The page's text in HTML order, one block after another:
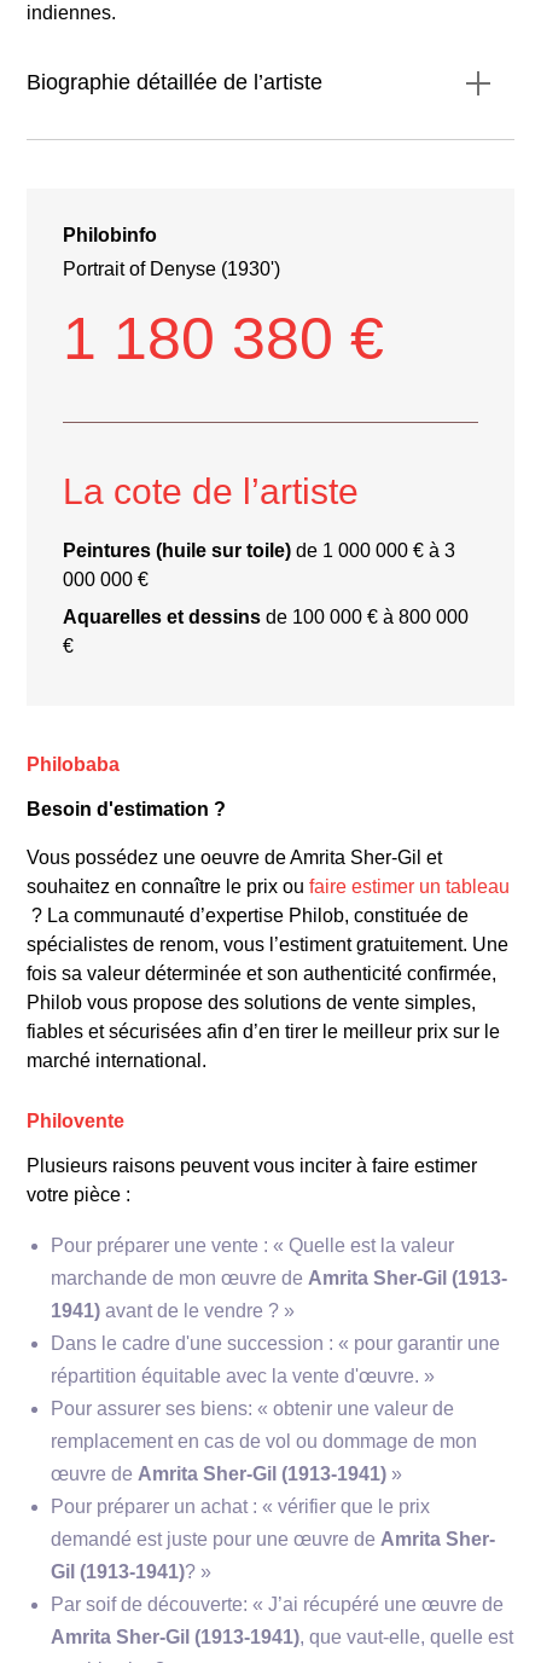
indiennes.
Biographie détaillée de l’artiste
**Style et techniques**
**Courant artistique**
Philobinfo
Portrait of Denyse (1930')
1 180 380 €
La cote de l’artiste
Peintures (huile sur toile) de 1 000 000 € à 3
000 000 €
Aquarelles et dessins de 100 000 € à 800 000
€
Philobaba
Besoin d'estimation ?
Vous possédez une oeuvre de Amrita Sher-Gil et
souhaitez en connaître le prix oufaire estimer un tableau
? La communauté d’expertise Philob, constituée de
spécialistes de renom, vous l’estiment gratuitement. Une
fois sa valeur déterminée et son authenticité confirmée,
Philob vous propose des solutions de vente simples,
fiables et sécurisées afin d’en tirer le meilleur prix sur le
marché international.
Philovente
Plusieurs raisons peuvent vous inciter à faire estimer
votre pièce :
Pour préparer une vente : « Quelle est la valeur
marchande de mon œuvre de Amrita Sher-Gil (1913-
1941) avant de le vendre ? »
Dans le cadre d'une succession : « pour garantir une
répartition équitable avec la vente d'œuvre. »
Pour assurer ses biens: « obtenir une valeur de
remplacement en cas de vol ou dommage de mon
œuvre de Amrita Sher-Gil (1913-1941) »
Pour préparer un achat : « vérifier que le prix
demandé est juste pour une œuvre de Amrita Sher-
Gil (1913-1941)? »
Par soif de découverte: « J’ai récupéré une œuvre de
Amrita Sher-Gil (1913-1941), que vaut-elle, quelle est